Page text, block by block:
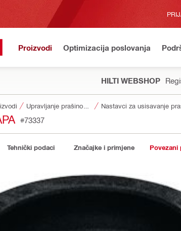
Proizvodi Optimizacija poslovanja
HILTI WEBSHOP
Nastavci za usisavanje
#73337
Tehnički podaci Značajke i primjene Povezani